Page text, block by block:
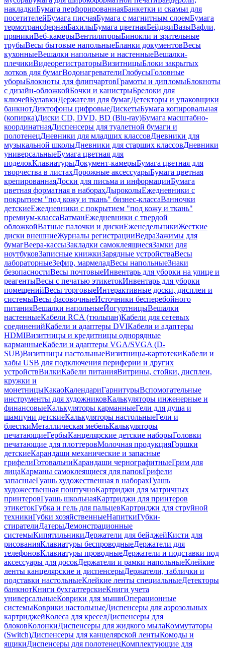
накладкиБумага перфорированнаяБанкетки и скамьи для
посетителейБумага писчаяБумага с магнитным слоемБумага
термотрансфернаяБахилыБумага цветнаяБейджиВазыВафли,
пряникиВеб-камерыВентиляторыБинокли и зрительные
трубыВесы бытовые напольныеБланки документовВесы
кухонныеВешалки напольные и настенныеВешалки-
плечикиВидеорегистраторыВизитницыБлоки закрытых
лотков для бумагВодонагревателиГлобусыГоловные
уборыБлокноты для флипчартовГрамоты и дипломыБлокноты
с дизайн-обложкойБочки и канистрыБрелоки для
ключейБулавкиДержатели для бумагДетекторы и упаковщики
банкнотДиктофоны цифровыеДискетыБумага копировальная
(копирка)Диски CD, DVD, BD (Blu-ray)Бумага масштабно-
координатнаяДиспенсеры для туалетной бумаги и
полотенецДневники для младших классовДневники для
музыкальной школыДневники для старших классовДневники
универсальныеБумага цветная для
поделокКлавиатурыДокумент-камерыБумага цветная для
творчества в листахДорожные аксессуарыБумага цветная
крепированнаяДоски для письма и информацииБумага
цветная форматная в наборахДыроколыЕжедневники с
покрытием "под кожу и ткань" бизнес-классаВанночки
детскиеЕжедневники с покрытием "под кожу и ткань"
премиум-классаВатманЕжедневники с твердой
обложкойВатные палочки и дискиЕженедельникиЖесткие
диски внешниеЖурналы регистрацииВедраЗажимы для
бумагВеера-кассыЗакладки самоклеящиесяЗамки для
ноутбуковЗаписные книжкиЗарядные устройстваВесы
лабораторныеЗефир, мармеладВесы напольныеЗнаки
безопасностиВесы почтовыеИнвентарь для уборки на улице и
реагентыВесы с печатью этикетокИнвентарь для уборки
помещенийВесы торговыеИнтерактивные доски, дисплеи и
системыВесы фасовочныеИсточники бесперебойного
питанияВешалки напольныеЙогуртницыВешалки
настенныеКабели RCA (тюльпан)Кабели для сетевых
соединенийКабели и адаптеры DVIКабели и адаптеры
HDMIВизитницы и кредитницы однорядные
карманныеКабели и адаптеры VGA/SVGA (D-
SUB)Визитницы настольныеВизитницы-картотекиКабели и
хабы USB для подключения периферии и других
устройствВилкиКабели питанияВитрины, стойки, дисплеи,
кружки и
монетницыКакаоКалендариГарнитурыВспомогательные
инструменты для художниковКалькуляторы инженерные и
финансовыеКалькуляторы карманныеГели для душа и
шампуни детскиеКалькуляторы настольныеГели и
блесткиМеталлическая мебельКалькуляторы
печатающиеГербыКанцелярские детские наборыГоловки
печатающие для плоттеровМолочная продукцияГоршки
детскиеКарандаши механические и запасные
грифелиГотовальниКарандаши чернографитныеГрим для
лицаКарманы самоклеящиеся для папокГрифели
запасныеГуашь художественная в наборахГуашь
художественная поштучноКартриджи для матричных
принтеровГуашь школьнаяКартриджи для принтеров
этикетокГубка и гель для пальцевКартриджи для струйной
техникиГубки хозяйственныеНапиткиГубки-
стирателиДатерыДемонстрационные
системыКипятильникиДержатели для бейджейКисти для
рисованияКлавиатуры беспроводныеДержатели для
телефоновКлавиатуры проводныеДержатели и подставки под
аксессуары для досокДержатели и рамки напольныеКлейкие
ленты канцелярские и диспенсерыДержатели, таблички и
подставки настольныеКлейкие ленты специальныеДетекторы
банкнотКниги бухгалтерскиеКниги учета
универсальныеКоврики для мышиОперационные
системыКоврики настольныеДиспенсеры для аэрозольных
картриджейКолеса для креселДиспенсеры для
блоковКолонкиДиспенсеры для жидкого мылаКоммутаторы
(Switch)Диспенсеры для канцелярской лентыКомоды и
ящикиДиспенсеры для полотенецКомплектующие для